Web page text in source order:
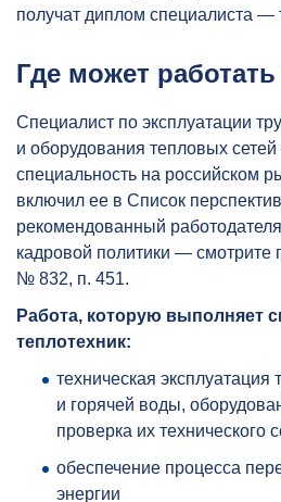
получат диплом специалиста —
Где может
Специалист по эксплуатации
и оборудования тепловых
специальность на российском
включил ее в Список
рекомендованный
кадровой политики — смотрите
№ 832, п. 451.
Работа, которую выполняет
теплотехник:
техническая
и горячей воды,
проверка их технического
обеспечение процесса
энергии